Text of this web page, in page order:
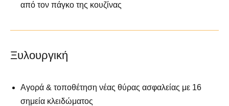
από τον πάγκο της κουζίνας
Ξυλουργική
Αγορά & τοποθέτηση νέας θύρας ασφαλείας με 16
σημεία κλειδώματος